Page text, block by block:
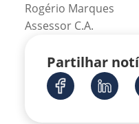
Rogério Marques
Assessor C.A.
Partilhar